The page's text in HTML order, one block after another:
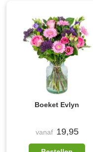
Boeket Evlyn
vanaf 19,95